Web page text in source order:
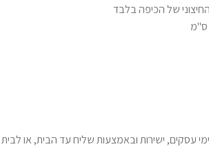
של הכיפה בלבד
ההזמנה תסופק בתוך 14 ימי עסקים, ישירות ובאמצעות שליח עד הבית, או לבית